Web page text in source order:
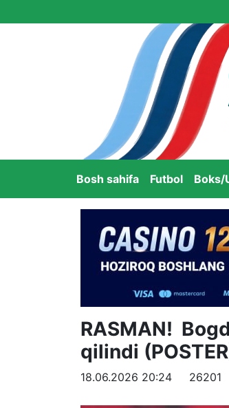
Bosh sahifa Futbol Boks/
RASMAN!
qilindi
18.06.2026 20:24 26201